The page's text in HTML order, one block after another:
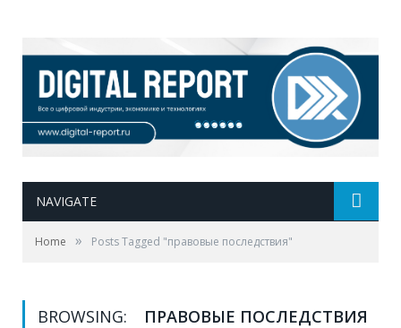
NAVIGATE
Home » Posts Tagged "правовые последствия"
BROWSING: ПРАВОВЫЕ ПОСЛЕДСТВИЯ